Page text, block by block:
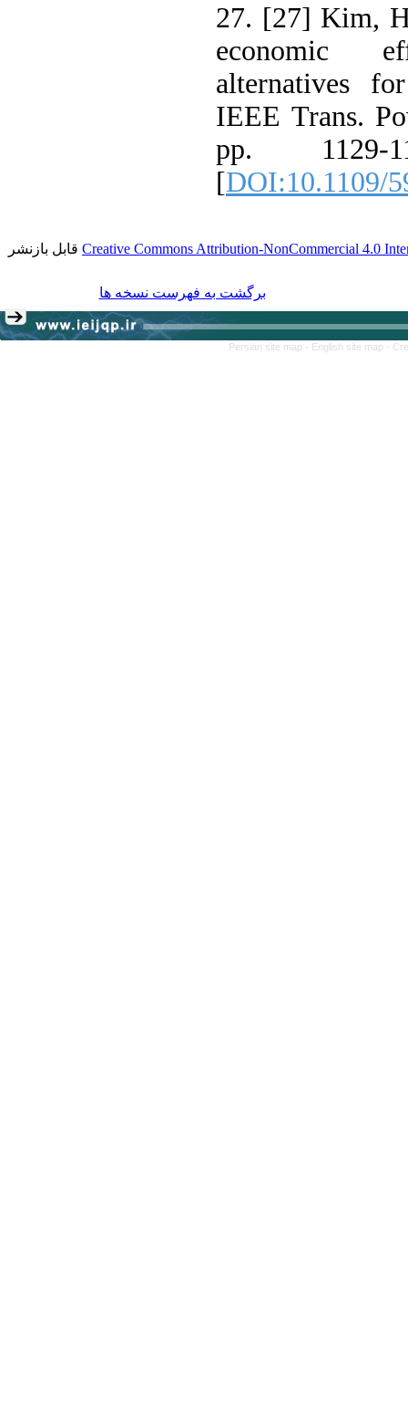
27. [27] Kim,
economic
alternatives
IEEE Trans.
pp. 1129-
[DOI:10.1109/
Creative Commons Attribution-NonCommercial 4.0 قابل بازنشر
برگشت به فهرست نسخه ها
Persian site map - English site map -